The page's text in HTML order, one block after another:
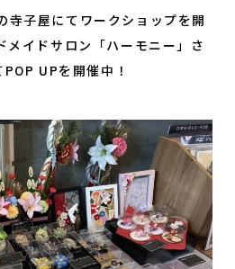
子屋にてワークショップを開
メイドサロン「ハーモニー」さ
UPを開催中！